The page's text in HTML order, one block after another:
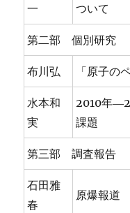
一
ついて
第二部 個別研究
布川弘 「原子の
水本和
実
2010年
課題
第三部 調査報告
石田雅
春
原爆報道